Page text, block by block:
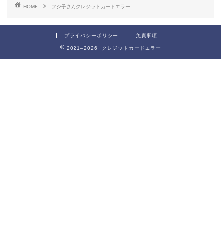
HOME フジ子さんクレジットカードエラー
プライバシーポリシー 免責事項
2021–2026 クレジットカードエラー